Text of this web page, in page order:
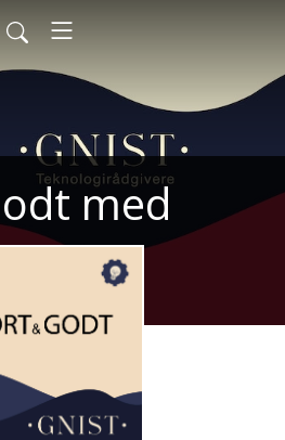
med
Kogmg/feed.xml